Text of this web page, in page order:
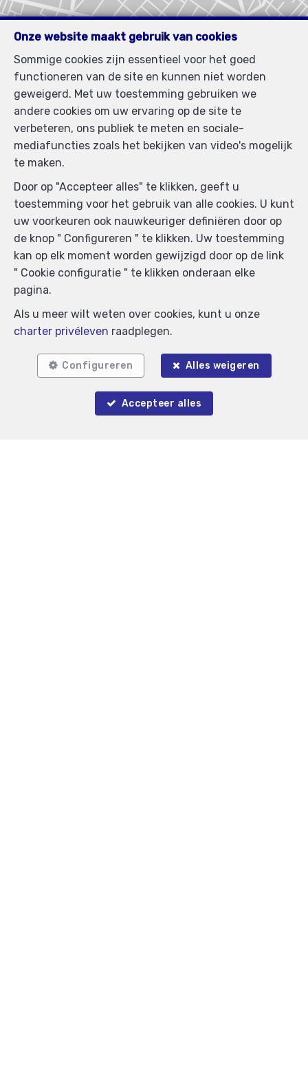
Zoek op de kaart
Onze website maakt gebruik van cookies
Sommige cookies zijn essentieel voor het goed
functioneren van de site en kunnen niet worden
geweigerd. Met uw toestemming gebruiken we
andere cookies om uw ervaring op de site te
verbeteren, ons publiek te meten en sociale-
mediafuncties zoals het bekijken van video's mogelijk
te maken.
Door op "Accepteer alles" te klikken, geeft u
toestemming voor het gebruik van alle cookies. U kunt
uw voorkeuren ook nauwkeuriger definiëren door op
de knop " Configureren " te klikken. Uw toestemming
kan op elk moment worden gewijzigd door op de link
" Cookie configuratie " te klikken onderaan elke
pagina.
Als u meer wilt weten over cookies, kunt u onze
charter privéleven raadplegen.
Configureren Alles weigeren
Accepteer alles